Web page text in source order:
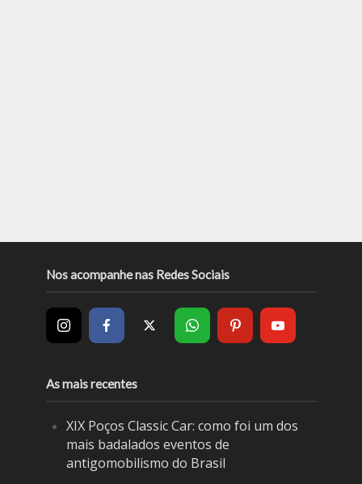
Nos acompanhe nas Redes Sociais
As mais recentes
XIX Poços Classic Car: como foi um dos
mais badalados eventos de
antigomobilismo do Brasil